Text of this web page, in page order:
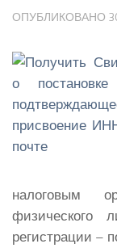
ОПУБЛИКОВАНО
налоговым
физического
регистрации –